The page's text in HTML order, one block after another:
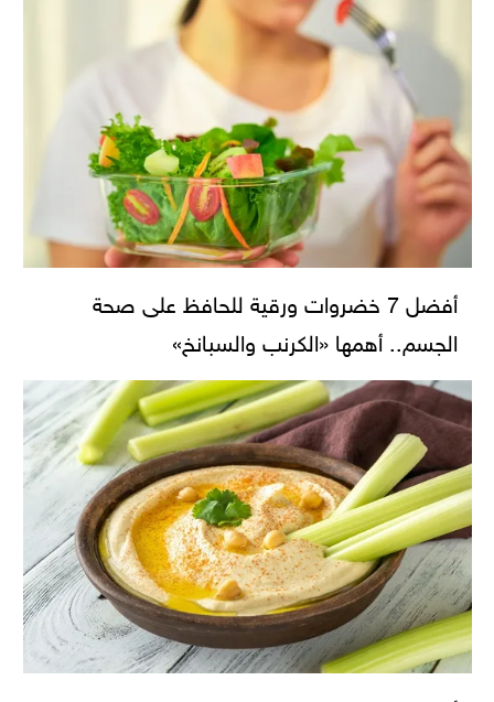
أفضل 7 خضروات ورقية للحافظ على صحة
الجسم.. أهمها «الكرنب والسبانخ»